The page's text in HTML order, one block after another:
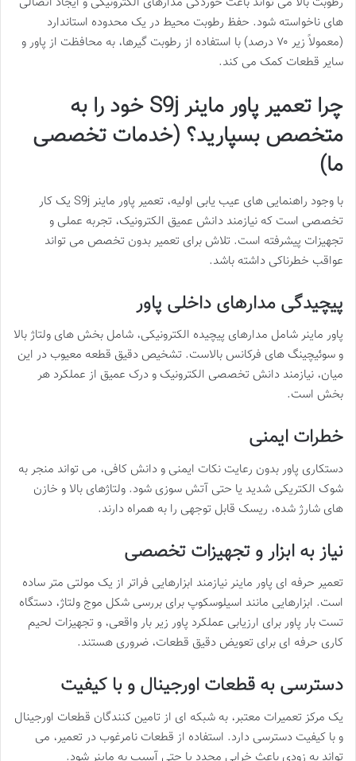
های ناخواسته شود. حفظ رطوبت محیط در یک محدوده استاندارد
(معمولاً زیر ۷۰ درصد) با استفاده از رطوبت گیرها، به محافظت از پاور و
سایر قطعات کمک می کند.
چرا تعمیر پاور ماینر S9j خود را به
متخصص بسپارید؟ (خدمات تخصصی
ما)
با وجود راهنمایی های عیب یابی اولیه، تعمیر پاور ماینر S9j یک کار
تخصصی است که نیازمند دانش عمیق الکترونیک، تجربه عملی و
تجهیزات پیشرفته است. تلاش برای تعمیر بدون تخصص می تواند
عواقب خطرناکی داشته باشد.
پیچیدگی مدارهای داخلی پاور
پاور ماینر شامل مدارهای پیچیده الکترونیکی، شامل بخش های ولتاژ بالا
و سوئیچینگ های فرکانس بالاست. تشخیص دقیق قطعه معیوب در این
میان، نیازمند دانش تخصصی الکترونیک و درک عمیق از عملکرد هر
بخش است.
خطرات ایمنی
دستکاری پاور بدون رعایت نکات ایمنی و دانش کافی، می تواند منجر به
شوک الکتریکی شدید یا حتی آتش سوزی شود. ولتاژهای بالا و خازن
های شارژ شده، ریسک قابل توجهی را به همراه دارند.
نیاز به ابزار و تجهیزات تخصصی
تعمیر حرفه ای پاور ماینر نیازمند ابزارهایی فراتر از یک مولتی متر ساده
است. ابزارهایی مانند اسیلوسکوپ برای بررسی شکل موج ولتاژ، دستگاه
تست بار پاور برای ارزیابی عملکرد پاور زیر بار واقعی، و تجهیزات لحیم
کاری حرفه ای برای تعویض دقیق قطعات، ضروری هستند.
دسترسی به قطعات اورجینال و با کیفیت
یک مرکز تعمیرات معتبر، به شبکه ای از تامین کنندگان قطعات اورجینال
و با کیفیت دسترسی دارد. استفاده از قطعات نامرغوب در تعمیر، می